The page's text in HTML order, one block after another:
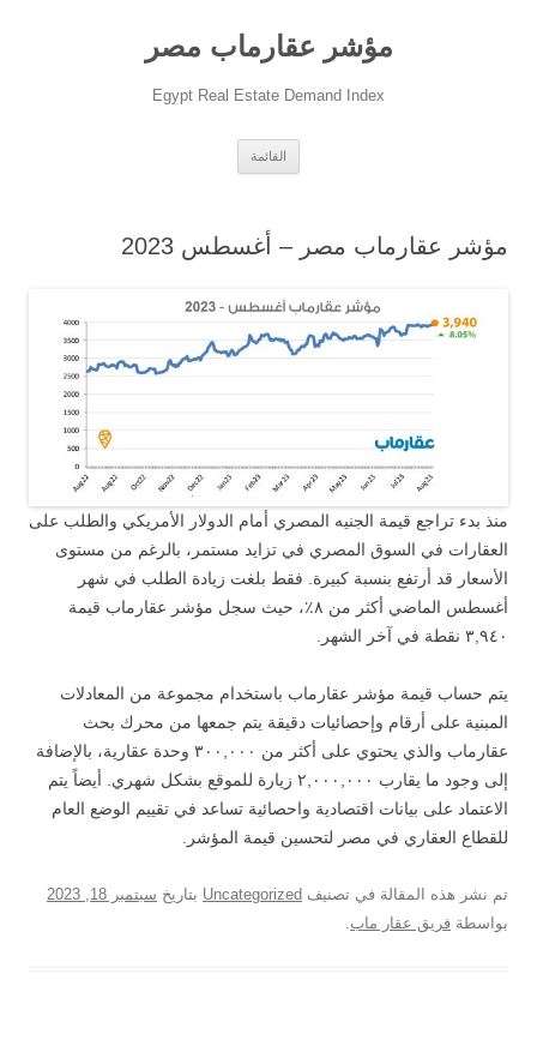
مؤشر عقارماب مصر
Egypt Real Estate Demand Index
القائمة
مؤشر عقارماب مصر – أغسطس 2023
منذ بدء تراجع قيمة الجنيه المصري أمام الدولار الأمريكي والطلب على
العقارات في السوق المصري في تزايد مستمر، بالرغم من مستوى
الأسعار قد أرتفع بنسبة كبيرة. فقط بلغت زيادة الطلب في شهر
أغسطس الماضي أكثر من ٨٪، حيث سجل مؤشر عقارماب قيمة
٣,٩٤٠ نقطة في آخر الشهر.
يتم حساب قيمة مؤشر عقارماب باستخدام مجموعة من المعادلات
المبنية على أرقام وإحصائيات دقيقة يتم جمعها من محرك بحث
عقارماب والذي يحتوي على أكثر من ٣٠٠,٠٠٠ وحدة عقارية، بالإضافة
إلى وجود ما يقارب ٢,٠٠٠,٠٠٠ زيارة للموقع بشكل شهري. أيضاً يتم
الاعتماد على بيانات اقتصادية واحصائية تساعد في تقييم الوضع العام
للقطاع العقاري في مصر لتحسين قيمة المؤشر.
تم نشر هذه المقالة في تصنيف Uncategorized بتاريخ سبتمبر 18, 2023
بواسطة فريق عقار ماب